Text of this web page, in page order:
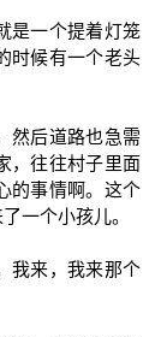
是一个提着灯笼
时候有一个老头
然后道路也急需
，往往村子里面
的事情啊。这个
一个小孩儿。
我来，我来那个